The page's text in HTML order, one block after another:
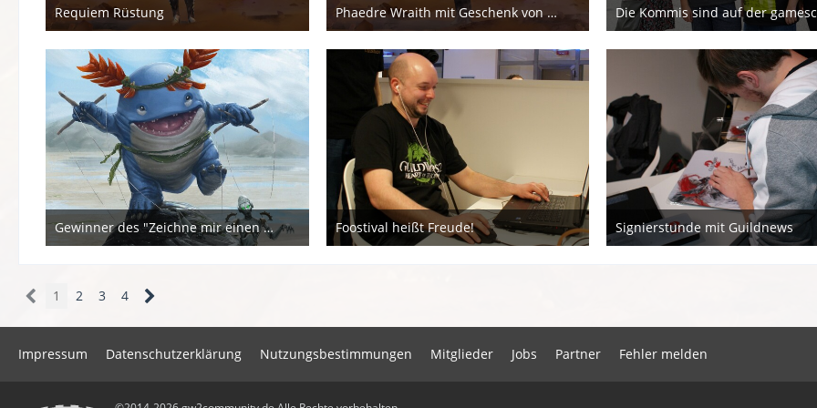
Requiem Rüstung
24. September 2018
Phaedre Wraith mit Geschenk von ArenaNet zur gamescom 2018
25. August 2018
Die Kommis sind auf der
21. August 2018
Gewinner des "Zeichne mir einen Quaggan 2015"-Wettbewerbs
24. März 2015
Foostival heißt Freude!
22. März 2015
Signierstunde mit Guildnews
22. März 2015
1 2 3 4
Impressum Datenschutzerklärung Nutzungsbestimmungen Mitglieder Jobs Partner Fehler melden